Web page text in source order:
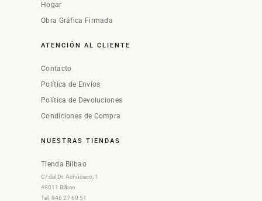
Hogar
Obra Gráfica Firmada
ATENCIÓN AL CLIENTE
Contacto
Política de Envíos
Política de Devoluciones
Condiciones de Compra
NUESTRAS TIENDAS
Tienda Bilbao
C/ del Dr. Achúcarro, 1
48011 Bilbao
Tel. 946 27 60 51